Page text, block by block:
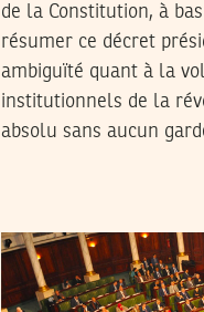
de la Constitution, à
résumer ce décret
ambiguïté quant à la
institutionnels de la
absolu sans aucun